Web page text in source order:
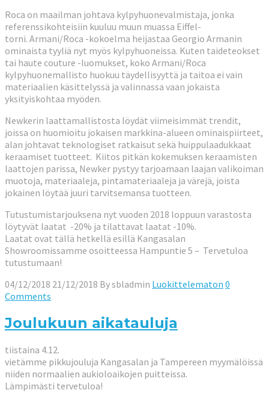
Roca on maailman johtava kylpyhuonevalmistaja, jonka
referenssikohteisiin kuuluu muun muassa Eiffel-
torni. Armani/Roca -kokoelma heijastaa Georgio Armanin
ominaista tyyliä nyt myös kylpyhuoneissa. Kuten taideteokset
tai haute couture -luomukset, koko Armani/Roca
kylpyhuonemallisto huokuu täydellisyyttä ja taitoa ei vain
materiaalien käsittelyssä ja valinnassa vaan jokaista
yksityiskohtaa myöden.
Newkerin laattamallistosta löydät viimeisimmät trendit,
joissa on huomioitu jokaisen markkina-alueen ominaispiirteet,
alan johtavat teknologiset ratkaisut sekä huippulaadukkaat
keraamiset tuotteet. Kiitos pitkän kokemuksen keraamisten
laattojen parissa, Newker pystyy tarjoamaan laajan valikoiman
muotoja, materiaaleja, pintamateriaaleja ja värejä, joista
jokainen löytää juuri tarvitsemansa tuotteen.
Tutustumistarjouksena nyt vuoden 2018 loppuun varastosta
löytyvät laatat -20% ja tilattavat laatat -10%.
Laatat ovat tällä hetkellä esillä Kangasalan
Showroomissamme osoitteessa Hampuntie 5 – Tervetuloa
tutustumaan!
04/12/2018 21/12/2018 Bysbladmin Luokittelematon 0
Comments
Joulukuun aikatauluja
tiistaina 4.12.
vietämme pikkujouluja Kangasalan ja Tampereen myymälöissä
niiden normaalien aukioloaikojen puitteissa.
Lämpimästi tervetuloa!